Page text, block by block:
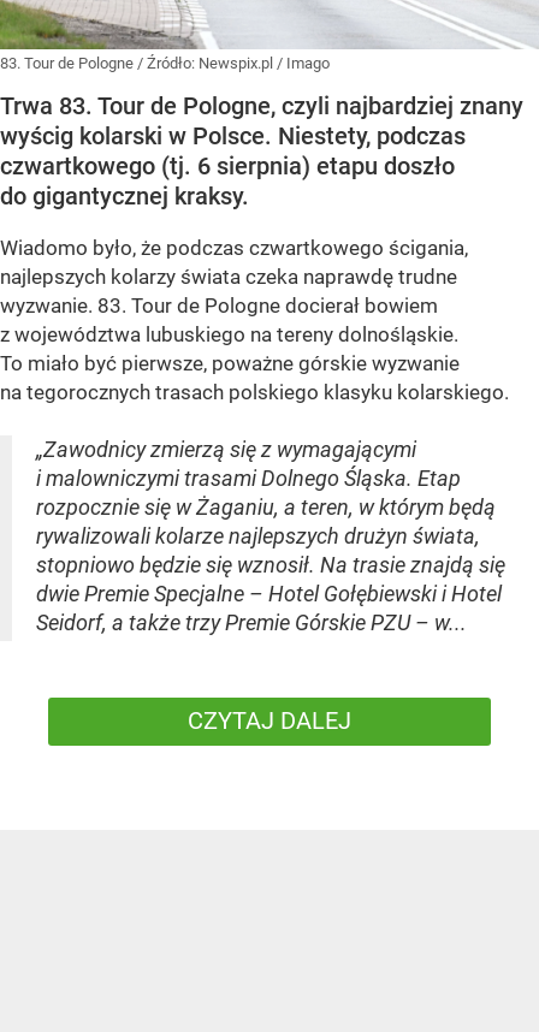
83. Tour de Pologne / Źródło: Newspix.pl / Imago
Trwa 83. Tour de Pologne, czyli najbardziej znany
wyścig kolarski w Polsce. Niestety, podczas
czwartkowego (tj. 6 sierpnia) etapu doszło
do gigantycznej kraksy.
Wiadomo było, że podczas czwartkowego ścigania,
najlepszych kolarzy świata czeka naprawdę trudne
wyzwanie. 83. Tour de Pologne docierał bowiem
z województwa lubuskiego na tereny dolnośląskie.
To miało być pierwsze, poważne górskie wyzwanie
na tegorocznych trasach polskiego klasyku kolarskiego.
„Zawodnicy zmierzą się z wymagającymi
i malowniczymi trasami Dolnego Śląska. Etap
rozpocznie się w Żaganiu, a teren, w którym będą
rywalizowali kolarze najlepszych drużyn świata,
stopniowo będzie się wznosił. Na trasie znajdą się
dwie Premie Specjalne – Hotel Gołębiewski i Hotel
Seidorf, a także trzy Premie Górskie PZU – w...
CZYTAJ DALEJ